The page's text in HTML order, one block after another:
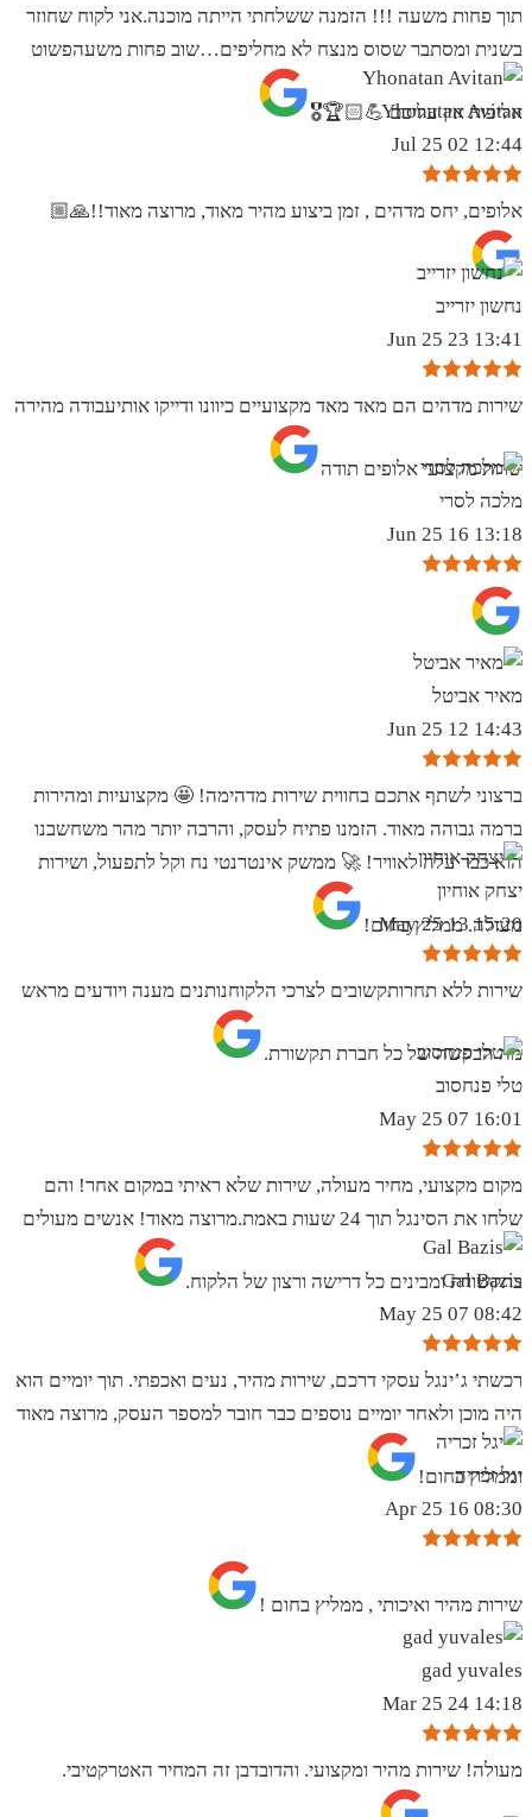
תוך פחות משעה !!! הזמנה ששלחתי הייתה מוכנה.אני לקוח שחוזר
בשנית ומסתבר שסוס מנצח לא מחליפים…שוב פחות משעהפשוט
אליפות אין עליכם 💪🏻🏆🎖
Yhonatan Avitan
12:44 02 Jul 25
אלופים, יחס מדהים , זמן ביצוע מהיר מאוד, מרוצה מאוד!!🙏🏼
נחשון יזרייב
13:41 23 Jun 25
שירות מדהים הם מאד מאד מקצועיים כיוונו ודייקו אותיעבודה מהירה
שרות מקצועי אלופים תודה
מלכה לסרי
13:18 16 Jun 25
מאיר אביטל
14:43 12 Jun 25
ברצוני לשתף אתכם בחווית שירות מדהימה! 🤩 מקצועיות ומהירות
ברמה גבוהה מאוד. הזמנו פתיח לעסק, והרבה יותר מהר משחשבנו
הוא כבר עלה לאוויר! 🚀 ממשק אינטרנטי נח וקל לתפעול, ושירות
מעולה. ממליץ בחום!
יצחק אוחיון
15:20 13 May 25
שירות ללא תחרותקשובים לצרכי הלקוחנותנים מענה ויודעים מראש
מה הבקשה של כל חברת תקשורת.
טלי פנחסוב
16:01 07 May 25
מקום מקצועי, מחיר מעולה, שירות שלא ראיתי במקום אחר! והם
שלחו את הסינגל תוך 24 שעות באמת.מרוצה מאוד! אנשים מעולים
בתקשורת ומבינים כל דרישה ורצון של הלקוח.
Gal Bazis
08:42 07 May 25
רכשתי ג’ינגל עסקי דרכם, שירות מהיר, נעים ואכפתי. תוך יומיים הוא
היה מוכן ולאחר יומיים נוספים כבר חובר למספר העסק, מרוצה מאוד
וממליץ בחום!
יגל זכריה
08:30 16 Apr 25
שירות מהיר ואיכותי , ממליץ בחום !
gad yuvales
14:18 24 Mar 25
מעולה! שירות מהיר ומקצועי. והדובדבן זה המחיר האטרקטיבי.